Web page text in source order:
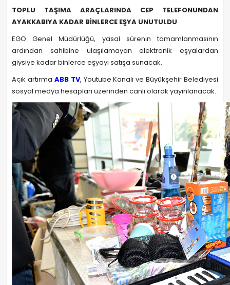
TOPLU TAŞIMA ARAÇLARINDA CEP TELEFONUNDAN
AYAKKABIYA KADAR BİNLERCE EŞYA UNUTULDU
EGO Genel Müdürlüğü, yasal sürenin tamamlanmasının
ardından sahibine ulaşılamayan elektronik eşyalardan
giysiye kadar binlerce eşyayı satışa sunacak.
Açık artırma ABB TV, Youtube Kanalı ve Büyükşehir Belediyesi
sosyal medya hesapları üzerinden canlı olarak yayınlanacak.